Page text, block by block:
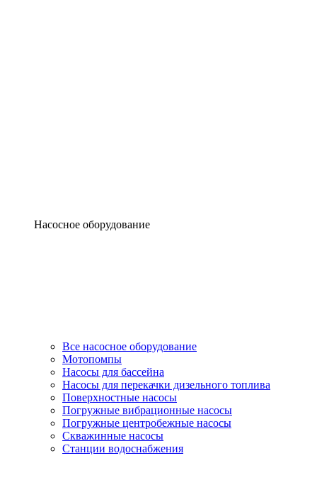
Насосное оборудование
Все насосное оборудование
Мотопомпы
Насосы для бассейна
Насосы для перекачки дизельного топлива
Поверхностные насосы
Погружные вибрационные насосы
Погружные центробежные насосы
Скважинные насосы
Станции водоснабжения